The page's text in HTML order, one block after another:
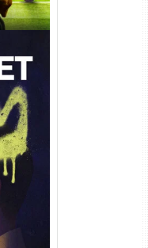
WEB-